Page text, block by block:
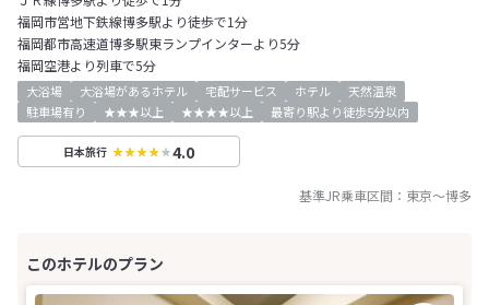
福岡市営地下鉄線博多駅より徒歩で1分
福岡都市高速道博多駅東ランプインターより5分
福岡空港より列車で5分
大浴場 大浴場があるホテル 宅配サービス ホテル
天然温泉
駐車場有り
★★★以上 ★★★★以上 最寄り駅より徒歩5分以内
日本旅行 4.0
基準JR乗車区間： 東京～博多